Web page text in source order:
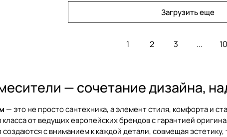
Загрузить еще
1 2 3 ... 10
— сочетание дизайна,
— это не просто сантехника, а элемент стиля, комфорта и
от ведущих европейских брендов с гарантией
с вниманием к каждой детали, совмещая эстетику,